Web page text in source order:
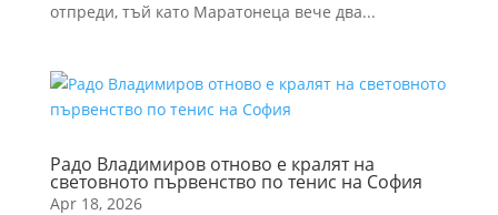
отпреди, тъй като Маратонеца вече два...
Радо Владимиров отново е кралят на
световното първенство по тенис на София
Apr 18, 2026